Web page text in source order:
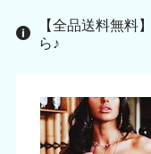
【全品送料無料
ら♪